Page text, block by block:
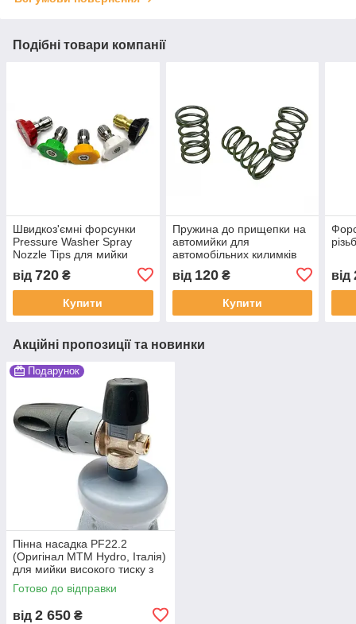
Подібні товари компанії
Швидкоз'ємні форсунки
Pressure Washer Spray
Nozzle Tips для мийки
від 720 ₴
Купити
Пружина до прищепки на
автомийки для
автомобільних килимків
від 120₴
Купити
від
Акційні пропозиції та новинки
Подарунок
Пінна насадка PF22.2
(Оригінал MTM Hydro, Італія)
для мийки високого тиску з
пляшкою (бачком), пінник
LS3
Готово до відправки
від 2 650 ₴